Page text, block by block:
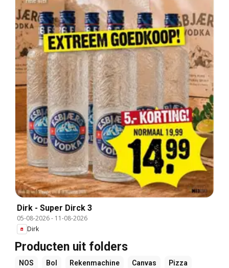
Dirk - Super Dirck 3
05-08-2026- 11-08-2026
Dirk
Producten uit folders
NOS Bol Rekenmachine Canvas Pizza